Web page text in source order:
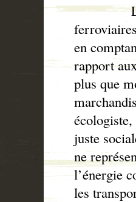
La
en
rapport
plus que
juste
ne
l’énergie
les